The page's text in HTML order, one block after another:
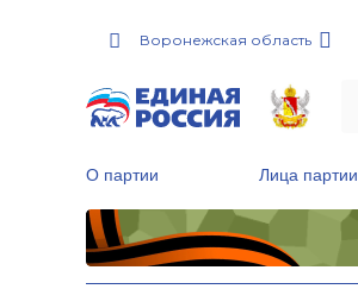
Воронежская область
О партии Лица партии